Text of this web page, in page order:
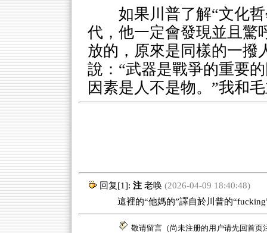
如果川普了解“文化
代，他一定會發現並且驚
放的，原來是同樣的一撥
說：“武器是戰爭的重要
因素是人不是物。”我和
回复[1]: 注 老唤(2026-04-09 18:40:48)
這裡的“他媽的”譯自於川普的
敬请留言（尚未注册的用户请先回首页